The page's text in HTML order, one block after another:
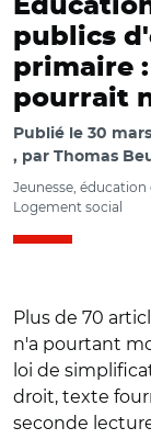
publics
primaire
pourrait
Publié le 30 mars
par Thomas
Jeunesse,
Logement social
Plus de 70
n'a pourtant
loi de
droit, texte
seconde